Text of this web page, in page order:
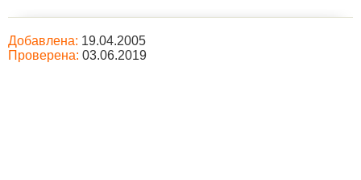
Добавлена: 19.04.2005
Проверена: 03.06.2019